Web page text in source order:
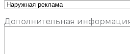
Дополнительная